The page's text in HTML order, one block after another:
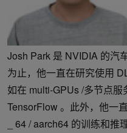
Josh Park 是 NVIDIA 的汽
为止，他一直在研究使用
如在 multi-GPUs /多节点
TensorFlow 。此外，他一
_ 64 / aarch64 的训练和